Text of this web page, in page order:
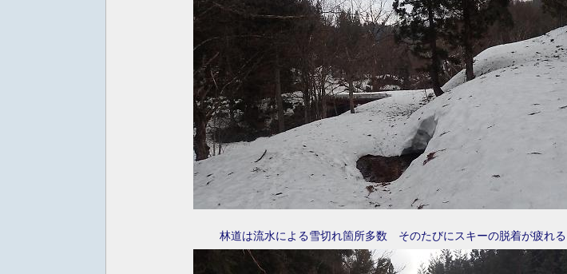
林道は流水による雪切れ箇所多数 そのたびにスキーの脱着が疲れる